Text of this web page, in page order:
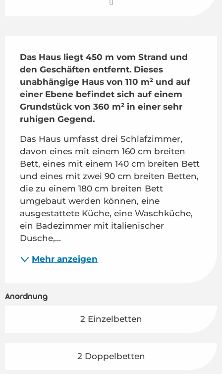
Das Haus liegt 450 m vom Strand und
den Geschäften entfernt. Dieses
unabhängige Haus von 110 m² und auf
einer Ebene befindet sich auf einem
Grundstück von 360 m² in einer sehr
ruhigen Gegend.
Das Haus umfasst drei Schlafzimmer,
davon eines mit einem 160 cm breiten
Bett, eines mit einem 140 cm breiten Bett
und eines mit zwei 90 cm breiten Betten,
die zu einem 180 cm breiten Bett
umgebaut werden können, eine
ausgestattete Küche, eine Waschküche,
ein Badezimmer mit italienischer
Dusche,...
Mehr anzeigen
Anordnung
2 Einzelbetten
2 Doppelbetten